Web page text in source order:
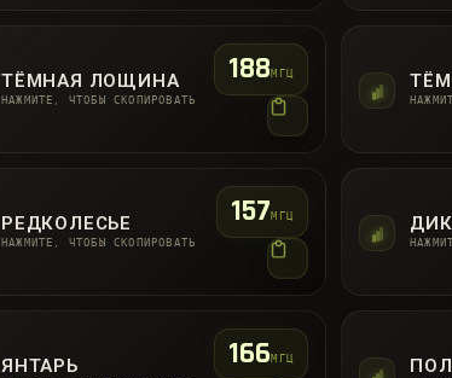
ТЁМНАЯ ЛОЩИНА
НАЖМИТЕ, ЧТОБЫ СКОПИРОВАТЬ
188МГЦ
РЕДКОЛЕСЬЕ
НАЖМИТЕ, ЧТОБЫ СКОПИРОВАТЬ
157МГЦ
ЯНТАРЬ 166МГЦ